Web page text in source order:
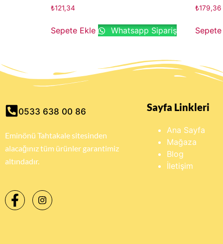
₺121,34
Sepete Ekle Whatsapp Sipariş
₺179,36
0533 638 00 86
Eminönü Tahtakale sitesinden
alacağınız tüm ürünler garantimiz
altındadır.
Sayfa Linkleri
Ana Sayfa
Mağaza
Blog
İletişim